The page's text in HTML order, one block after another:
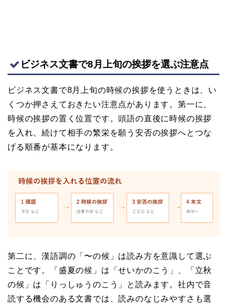
ビジネス文書で8月上旬の挨拶を選ぶ注意点
ビジネス文書で8月上旬の時候の挨拶を使うときは、い
くつか押さえておきたい注意点があります。第一に、
時候の挨拶の置く位置です。頭語の直後に時候の挨拶
を入れ、続けて相手の繁栄を願う安否の挨拶へとつな
げる順番が基本になります。
第二に、漢語調の「〜の候」は読み方を意識して選ぶ
ことです。「盛夏の候」は「せいかのこう」、「立秋
の候」は「りっしゅうのこう」と読みます。社内で音
読する機会のある文書では、読みのなじみやすさも選